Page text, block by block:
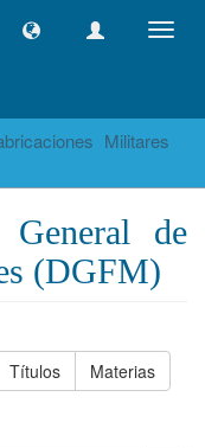
Militares
General de
(DGFM)
Títulos Materias